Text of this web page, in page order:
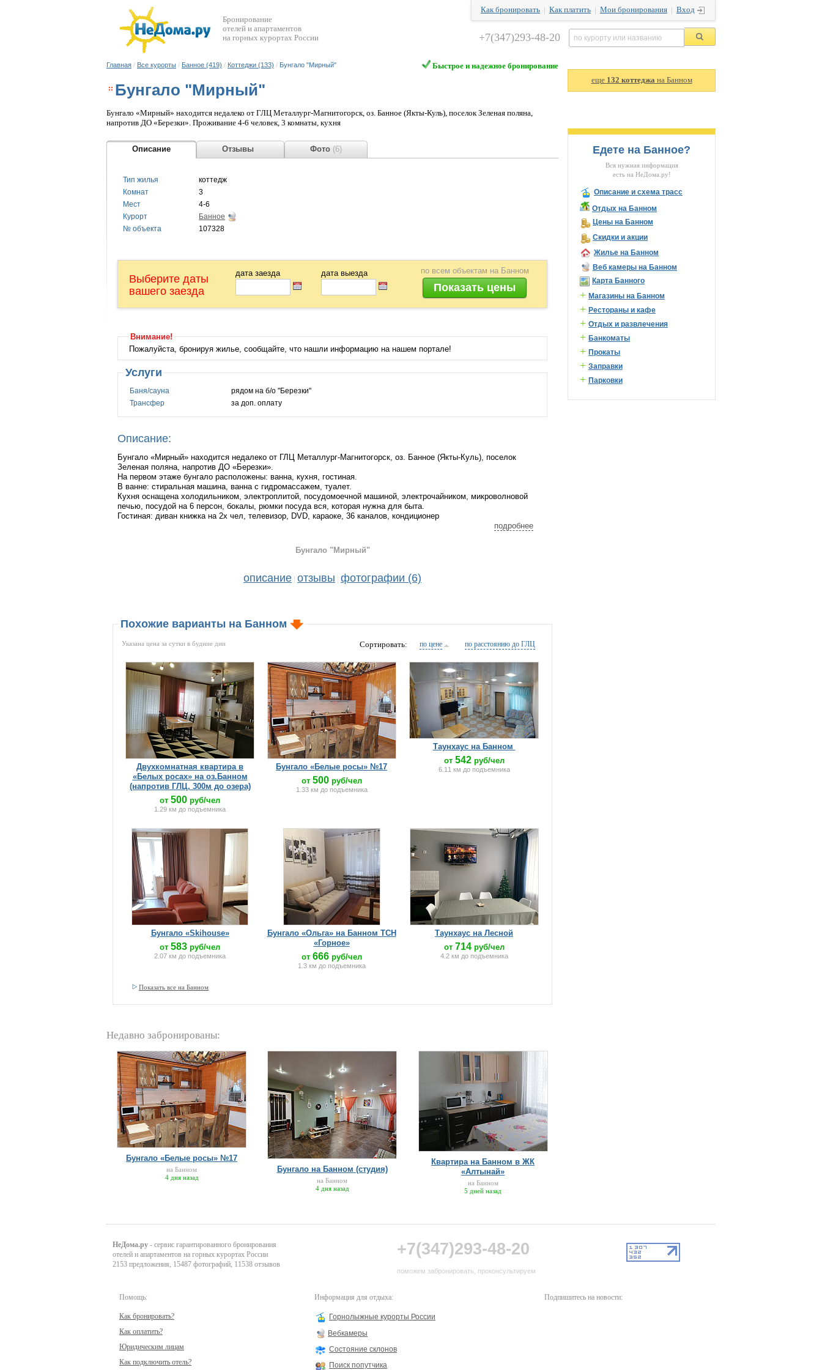
Бронирование
отелей и апартаментов
на горных курортах России
Как бронировать Как платить Мои бронирования Вход
+7(347)293-48-20
Главная / Все курорты / Банное (419) / Коттеджи (133) / Бунгало "Мирный" Быстрое и надежное бронирование
Бунгало "Мирный"
Бунгало «Мирный» находится недалеко от ГЛЦ Металлург-Магнитогорск, оз. Банное (Якты-Куль), поселок Зеленая поляна,
напротив ДО «Березки». Проживание 4-6 человек, 3 комнаты, кухня
Описание Отзывы Фото (6)
Тип жилья
коттедж
Комнат
3
Мест
4-6
Курорт
Банное
№ объекта
107328
Выберите даты
вашего заезда
дата заезда дата выезда по всем объектам на Банном
Внимание!
Пожалуйста, бронируя жилье, сообщайте, что нашли информацию на нашем портале!
Услуги
Баня/сауна
рядом на б/о "Березки"
Трансфер
за доп. оплату
Описание:
Бунгало «Мирный» находится недалеко от ГЛЦ Металлург-Магнитогорск, оз. Банное (Якты-Куль), поселок
Зеленая поляна, напротив ДО «Березки».
На первом этаже бунгало расположены: ванна, кухня, гостиная.
В ванне: стиральная машина, ванна с гидромассажем, туалет.
Кухня оснащена холодильником, электроплитой, посудомоечной машиной, электрочайником, микроволновой
печью, посудой на 6 персон, бокалы, рюмки посуда вся, которая нужна для быта.
Гостиная: диван книжка на 2х чел, телевизор, DVD, караоке, 36 каналов, кондиционер
На втором этаже бунгало 2 спальни: 1 комн. - двухместная кровать, 2 комн. - раскладной большой диван,подробнее
Бунгало "Мирный"
описание отзывы фотографии (6)
Похожие варианты на Банном
по расстоянию до ГЛЦ
по цене
Сортировать:
Указана цена за сутки в будние дни
Двухкомнатная квартира в
«Белых росах» на оз.Банном
(напротив ГЛЦ, 300м до озера)
от 500 руб/чел
1.29 км до подъемника
Бунгало «Белые росы» №17
от 500руб/чел
1.33 км до подъемника
Таунхаус на Банном
от 542руб/чел
6.11 км до подъемника
Бунгало «Skihouse»
от 583 руб/чел
2.07 км до подъемника
Бунгало «Ольга» на Банном ТСН
«Горное»
от 666руб/чел
1.3 км до подъемника
Таунхаус на Лесной
от 714руб/чел
4.2 км до подъемника
Показать все на Банном
Недавно забронированы:
Бунгало «Белые росы» №17
на Банном
4 дня назад
Бунгало на Банном (студия)
на Банном
4 дня назад
Квартира на Банном в ЖК
«Алтынай»
на Банном
5 дней назад
еще 132 коттеджа на Банном
Едете на Банное?
Вся нужная информация
есть на НеДома.ру!
Описание и схема трасс
Отдых на Банном
Цены на Банном
Скидки и акции
Жилье на Банном
Веб камеры на Банном
Карта Банного
+ Магазины на Банном
+ Рестораны и кафе
+ Отдых и развлечения
+ Банкоматы
+ Прокаты
+ Заправки
+ Парковки
НеДома.ру - сервис гарантированного бронирования
отелей и апартаментов на горных курортах России
2153 предложения, 15487 фотографий, 11538 отзывов
+7(347)293-48-20
поможем забронировать, проконсультируем
Помощь:
Как бронировать?
Как оплатить?
Юридическим лицам
Как подключить отель?
Информация для отдыха:
Горнолыжные курорты России
Вебкамеры
Состояние склонов
Поиск попутчика
Подпишитесь на новости: